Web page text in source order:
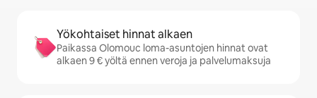
Yökohtaiset hinnat alkaen
Paikassa Olomouc loma-asuntojen hinnat ovat
alkaen 9 € yöltä ennen veroja ja palvelumaksuja